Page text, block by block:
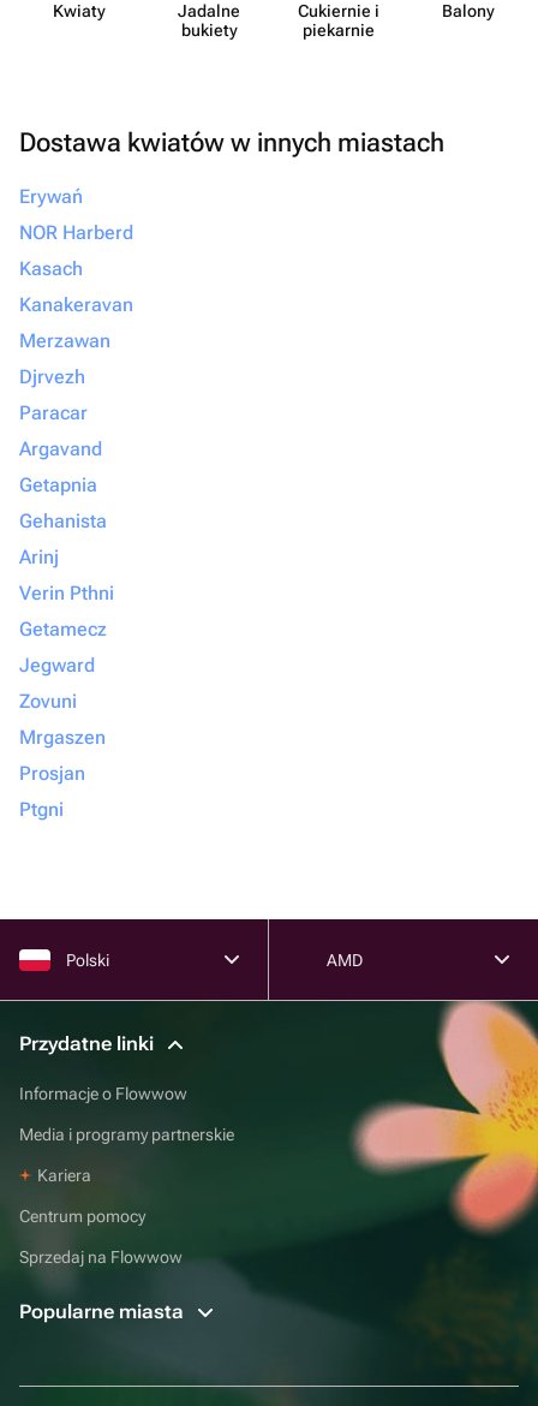
Kwiaty
Jadalne
bukiety
Cukiernie i
piekarnie
Balony
Dostawa kwiatów w innych miastach
Erywań
NOR Harberd
Kasach
Kanakeravan
Merzawan
Djrvezh
Paracar
Argavand
Getapnia
Gehanista
Arinj
Verin Pthni
Getamecz
Jegward
Zovuni
Mrgaszen
Prosjan
Ptgni
Polski AMD
Przydatne linki
Informacje o Flowwow
Media i programy partnerskie
Kariera
Centrum pomocy
Sprzedaj na Flowwow
Popularne miasta